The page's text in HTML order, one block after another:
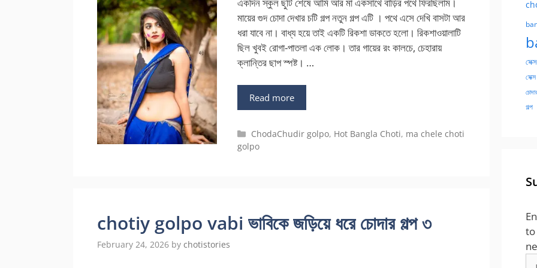
মায়ের গুদ চোদা দেখার চটি গল্প নতুন গল্প এটি । পথে এসে দেখি বাসটা আর
ধরা যাবে না। বাধ্য হয়ে তাই একটি রিকশা ডাকতে হলো। রিকশাওয়ালাটি
ছিল খুবই রোগা-পাতলা এক লোক। তার গায়ের রং কালচে, চেহারায়
ক্লান্তির ছাপ স্পষ্ট। …
Read more
Categories
ChodaChudir golpo, Hot Bangla Choti, ma chele choti
golpo
chotiy golpo vabi ভাবিকে জড়িয়ে ধরে চোদার গল্প ৩
February 24, 2026 by chotistories
সেক্স
সেক্স
গল্প
to